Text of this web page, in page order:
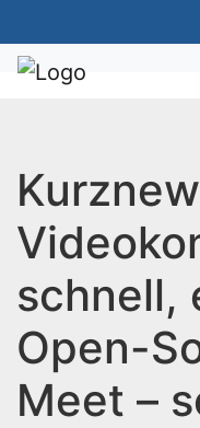
schnell,
Open-
Meet –